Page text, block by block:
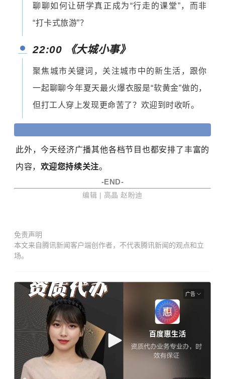
聊聊如何让研学真正成为“行走的课堂”，而非
“打卡式旅游”？
22:00 《大城小事》
聚焦城市关键词，关注城市中的新生活，跟你
一起聊聊今年夏天最火爆衣服是“软黄金”做的，
但打工人穿上发现更命苦了？ 欢迎到时收听。
此外，今天经济广播其他各档节目也都安排了丰富的
内容， 欢迎您持续关注。
-END-
编辑 | 高晶 赵盼迪
免责声明
本文来自腾讯新闻客户端创作者，不代表腾讯新闻的观点和立
场。
广告